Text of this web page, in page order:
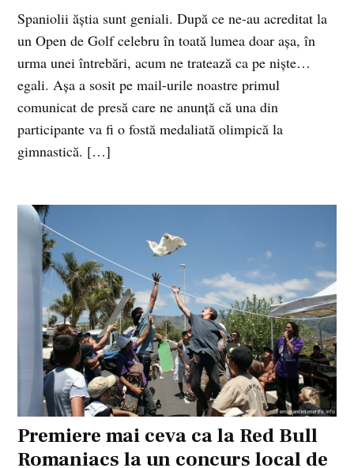
Spaniolii ăştia sunt geniali. După ce ne-au acreditat la
un Open de Golf celebru în toată lumea doar aşa, în
urma unei întrebări, acum ne tratează ca pe nişte…
egali. Aşa a sosit pe mail-urile noastre primul
comunicat de presă care ne anunţă că una din
participante va fi o fostă medaliată olimpică la
gimnastică. […]
Premiere mai ceva ca la Red Bull
Romaniacs la un concurs local de